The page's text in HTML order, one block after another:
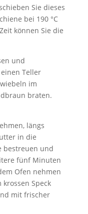
Sie dieses
bei 190 °C
können Sie die
und
Teller
im
braten.
längs
in die
bestreuen und
fünf Minuten
Ofen nehmen
Speck
mit frischer